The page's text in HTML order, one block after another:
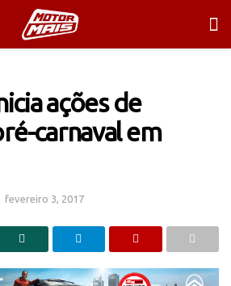
ações de
carnaval em
fevereiro 3, 2017